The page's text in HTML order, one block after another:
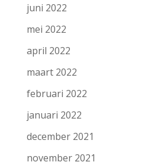
juni 2022
mei 2022
april 2022
maart 2022
februari 2022
januari 2022
december 2021
november 2021